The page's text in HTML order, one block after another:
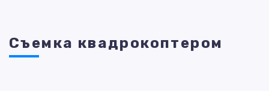
Съемка квадрокоптером